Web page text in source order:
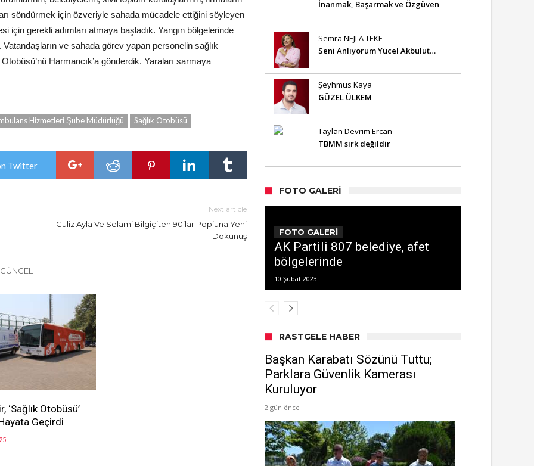
söndürmek için özveriyle sahada mücadele ettiğini söyleyen
için gerekli adımları atmaya başladık. Yangın bölgelerinde
ve sahada görev yapan personelin sağlık
Harmancık’a gönderdik. Yaraları sarmaya
Hizmetleri Şube Müdürlüğü Sağlık Otobüsü
Twitter
Next article
Güliz Ayla Ve Selami Bilgiç’ten 90’lar Pop’una Yeni
Dokunuş
‘Sağlık Otobüsü’
Geçirdi
İnanmak, Başarmak ve Özgüven
Semra NEJLA TEKE
Seni Anlıyorum Yücel Akbulut…
Şeyhmus Kaya
GÜZEL ÜLKEM
Taylan Devrim Ercan
TBMM sirk değildir
FOTO GALERI
FOTO GALERİ
AK Partili 807 belediye, afet
bölgelerinde
10 Şubat 2023
RASTGELE HABER
Başkan Karabatı Sözünü Tuttu;
Parklara Güvenlik Kamerası
Kuruluyor
2 gün önce